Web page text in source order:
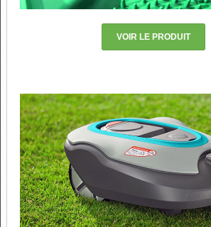
VOIR LE PRODUIT